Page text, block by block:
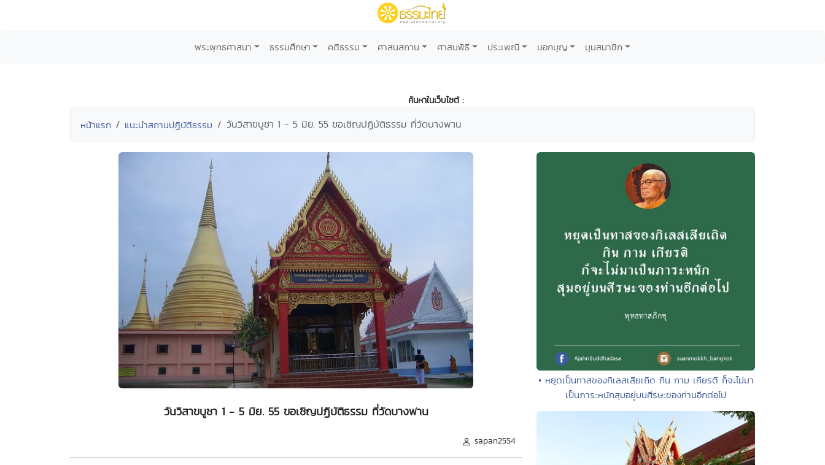
พระพุทธศาสนา ธรรมศึกษา คติธรรม ศาสนสถาน ศาสนพิธี ประเพณี บอกบุญ มุมสมาชิก
ค้นหาในเว็บไซต์ :
หน้าแรก แนะนำสถานปฏิบัติธรรม วันวิสาขบูชา 1 - 5 มิย. 55 ขอเชิญปฏิบัติธรรม ที่วัดบางพาน
วันวิสาขบูชา 1 - 5 มิย. 55 ขอเชิญปฏิบัติธรรม ที่วัดบางพาน
sapan2554
• หยุดเป็นทาสของกิเลสเสียเถิด กิน กาม เกียรติ ก็จะไม่มา
เป็นภาระหนักสุมอยู่บนศีรษะของท่านอีกต่อไป